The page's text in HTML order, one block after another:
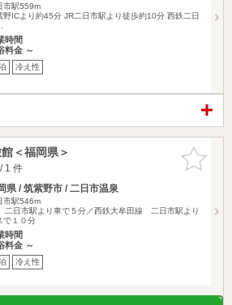
市駅559m
野ICより約45分 JR二日市駅より徒歩約10分 西鉄二日
時間
料金 ～
冷え性
お気に入
りに追加
＜福岡県＞
1 件
県 / 筑紫野市 / 二日市温泉
市駅546m
日市駅より車で５分／西鉄大牟田線 二日市駅より
で１０分
時間
料金 ～
冷え性